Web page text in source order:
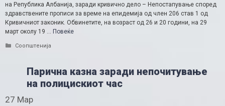
на Република Албанија, заради кривично дело – Непостапување според
здравствените прописи за време на епидемија од член 206 став 1 од
Кривичниот законик. Обвинетите, на возраст од 26 и 20 години, на 29
март околу 19 … Повеќе
Categories
Соопштенија
Парична казна заради непочитување
на полицискиот час
27 Мар